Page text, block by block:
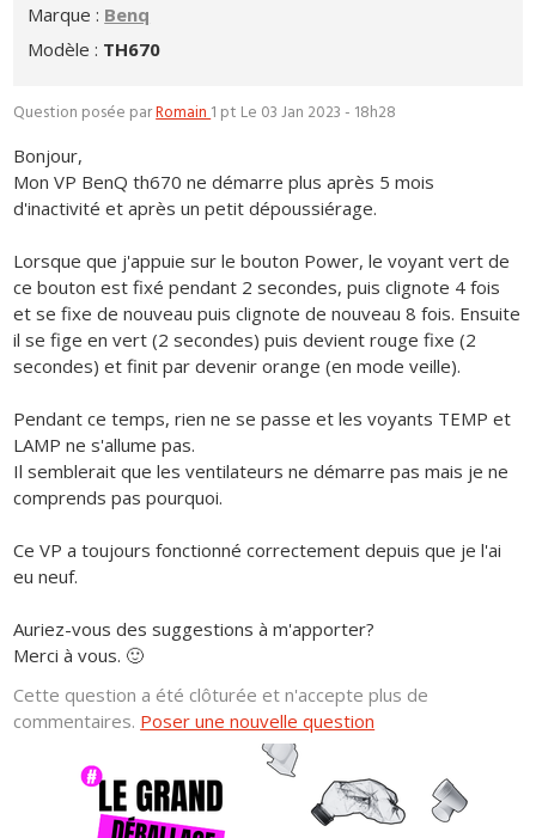
Marque : Benq
Modèle : TH670
Question posée parRomain1 pt Le 03 Jan 2023 - 18h28
Bonjour,
Mon VP BenQ th670 ne démarre plus après 5 mois
d'inactivité et après un petit dépoussiérage.
Lorsque que j'appuie sur le bouton Power, le voyant vert de
ce bouton est fixé pendant 2 secondes, puis clignote 4 fois
et se fixe de nouveau puis clignote de nouveau 8 fois. Ensuite
il se fige en vert (2 secondes) puis devient rouge fixe (2
secondes) et finit par devenir orange (en mode veille).
Pendant ce temps, rien ne se passe et les voyants TEMP et
LAMP ne s'allume pas.
Il semblerait que les ventilateurs ne démarre pas mais je ne
comprends pas pourquoi.
Ce VP a toujours fonctionné correctement depuis que je l'ai
eu neuf.
Auriez-vous des suggestions à m'apporter?
Merci à vous. 🙂
Cette question a été clôturée et n'accepte plus de
commentaires. Poser une nouvelle question